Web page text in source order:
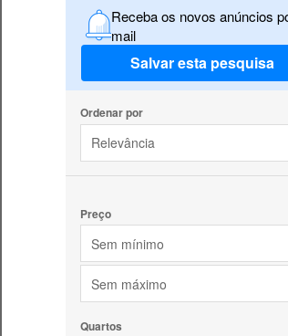
Receba os novos anúncios
mail
Salvar esta pesquisa
Ordenar por
Relevância
Preço
Sem mínimo
Sem máximo
Quartos